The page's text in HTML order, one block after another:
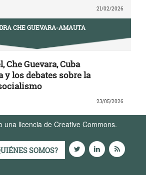
21/02/2026
CHE GUEVARA-AMAUTA
Che Guevara, Cuba
los debates sobre la
23/05/2026
una licencia de Creative Commons.
SOMOS?